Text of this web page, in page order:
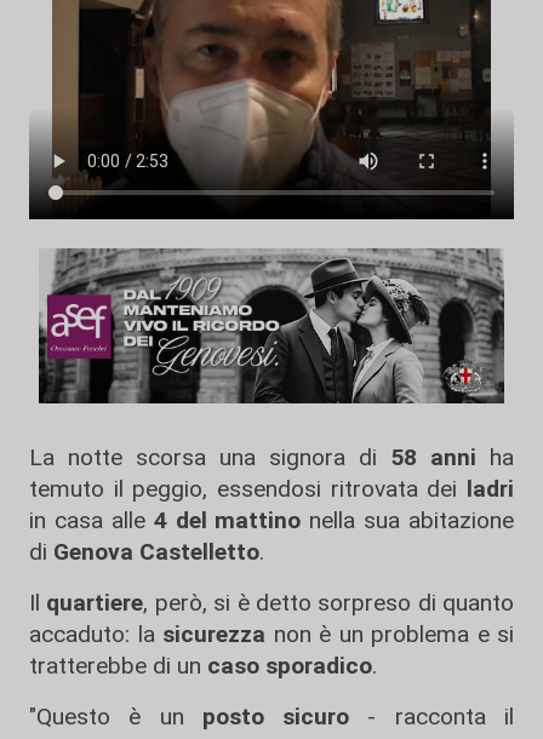
La notte scorsa una signora di 58 anni ha
temuto il peggio, essendosi ritrovata dei ladri
in casa alle 4 del mattino nella sua abitazione
di Genova Castelletto.
Il quartiere, però, si è detto sorpreso di quanto
accaduto: la sicurezza non è un problema e si
tratterebbe di un caso sporadico.
"Questo è un posto sicuro - racconta il